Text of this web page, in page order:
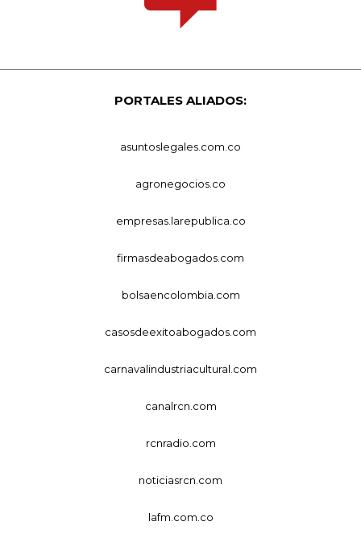
PORTALES ALIADOS:
asuntoslegales.com.co
agronegocios.co
empresas.larepublica.co
firmasdeabogados.com
bolsaencolombia.com
casosdeexitoabogados.com
carnavalindustriacultural.com
canalrcn.com
rcnradio.com
noticiasrcn.com
lafm.com.co